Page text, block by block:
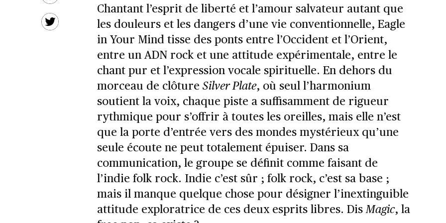
Chantant l’esprit de liberté et l’amour salvateur autant que
les douleurs et les dangers d’une vie conventionnelle, Eagle
in Your Mind tisse des ponts entre l’Occident et l’Orient,
entre un ADN rock et une attitude expérimentale, entre le
chant pur et l’expression vocale spirituelle. En dehors du
morceau de clôture Silver Plate, où seul l’harmonium
soutient la voix, chaque piste a suffisamment de rigueur
rythmique pour s’offrir à toutes les oreilles, mais elle n’est
que la porte d’entrée vers des mondes mystérieux qu’une
seule écoute ne peut totalement épuiser. Dans sa
communication, le groupe se définit comme faisant de
l’indie folk rock. Indie c’est sûr ; folk rock, c’est sa base ;
mais il manque quelque chose pour désigner l’inextinguible
attitude exploratrice de ces deux esprits libres. DisMagic, la